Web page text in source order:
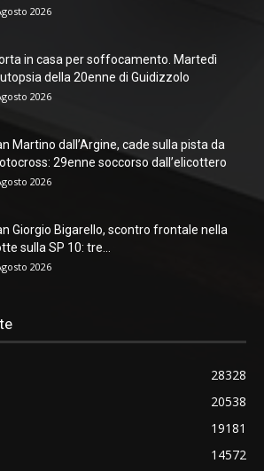
2026
in casa per soffocamento. Martedì
della 20enne di Guidizzolo
2026
Martino dall’Argine, cade sulla pista da
29enne soccorso dall’elicottero
2026
Giorgio Bigarello, scontro frontale nella
sulla SP 10: tre...
2026
28328
20538
19181
14572